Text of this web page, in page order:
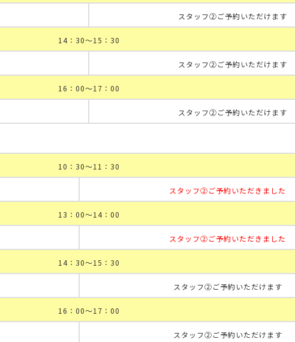
スタッフ②ご予約いただけます
14：30～15：30
スタッフ②ご予約いただけます
16：00～17：00
スタッフ②ご予約いただけます
10：30～11：30
スタッフ②ご予約いただきました
13：00～14：00
スタッフ②ご予約いただきました
14：30～15：30
スタッフ②ご予約いただけます
16：00～17：00
スタッフ②ご予約いただけます